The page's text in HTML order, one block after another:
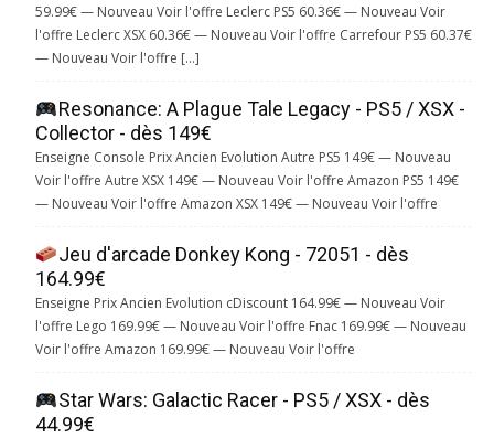
59.99€ — Nouveau Voir l'offre Leclerc PS5 60.36€ — Nouveau Voir
l'offre Leclerc XSX 60.36€ — Nouveau Voir l'offre Carrefour PS5 60.37€
— Nouveau Voir l'offre […]
Resonance: A Plague Tale Legacy - PS5 / XSX -
Collector - dès 149€
Enseigne Console Prix Ancien Evolution Autre PS5 149€ — Nouveau
Voir l'offre Autre XSX 149€ — Nouveau Voir l'offre Amazon PS5 149€
— Nouveau Voir l'offre Amazon XSX 149€ — Nouveau Voir l'offre
Jeu d'arcade Donkey Kong - 72051 - dès
164.99€
Enseigne Prix Ancien Evolution cDiscount 164.99€ — Nouveau Voir
l'offre Lego 169.99€ — Nouveau Voir l'offre Fnac 169.99€ — Nouveau
Voir l'offre Amazon 169.99€ — Nouveau Voir l'offre
Star Wars: Galactic Racer - PS5 / XSX - dès
44.99€